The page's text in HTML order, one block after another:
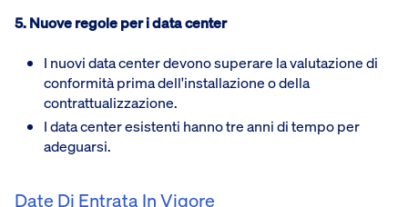
5. Nuove regole per i data center
I nuovi data center devono superare la valutazione di
conformità prima dell'installazione o della
contrattualizzazione.
I data center esistenti hanno tre anni di tempo per
adeguarsi.
Date Di Entrata In Vigore